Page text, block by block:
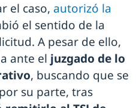
el caso, autorizó la
el sentido de la
A pesar de ello,
ante el juzgado de lo
, buscando que se
su parte, tras